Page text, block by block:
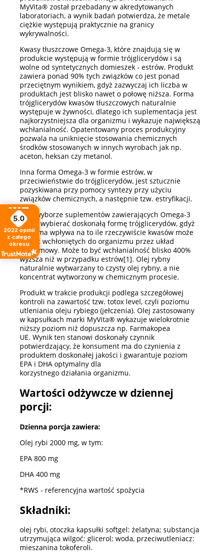
MyVita® został przebadany w akredytowanych
laboratoriach, a wynik badań potwierdza, że metale
ciężkie występują praktycznie na granicy
wykrywalności.
Kwasy tłuszczowe Omega-3, które znajdują się w
produkcie występują w formie trójglicerydów i są
wolne od syntetycznych domieszek - estrów. Produkt
zawiera ponad 90% tych związków co jest ponad
przeciętnym wynikiem, gdyż zazwyczaj ich liczba w
produktach jest blisko nawet o połowę niższa. Forma
trójglicerydów kwasów tłuszczowych naturalnie
występuje w żywności, dlatego ich suplementacja jest
najkorzystniejsza dla organizmu i wykazuje największą
wchłanialność. Opatentowany proces produkcyjny
pozwala na uniknięcie stosowania chemicznych
środków stosowanych w innych wyrobach jak np.
aceton, heksan czy metanol.
Inna forma Omega-3 w formie estrów, w
przeciwieństwie do trójglicerydów, jest sztucznie
pozyskiwana przy pomocy syntezy przy użyciu
związków chemicznych, a następnie tzw. estryfikacji.
Przy wyborze suplementów zawierających Omega-3
warto wybierać doskonałą formę trójglicerydów, gdyż
ta forma wpływa na to ile rzeczywiście kwasów może
zostać wchłoniętych do organizmu przez układ
pokarmowy. Może to być wchłanialność blisko 400%
wyższa niż w przypadku estrów[1]. Olej rybny
naturalnie wytwarzany to czysty olej rybny, a nie
koncentrat wytworzony w chemicznym procesie.
Produkt w trakcie produkcji podlega szczegółowej
kontroli na zawartość tzw. totox level, czyli poziomu
utleniania oleju rybiego (jełczenia). Olej zastosowany
w kapsułkach marki MyVita® wykazuje wielokrotnie
niższy poziom niż dopuszcza np. Farmakopea
UE. Wynik ten stanowi doskonały czynnik
potwierdzający, że konsument ma do czynienia z
produktem doskonałej jakości i gwarantuje poziom
EPA i DHA optymalny dla
korzystnego działania organizmu.
Wartości odżywcze w dziennej
porcji:
Dzienna porcja zawiera:
Olej rybi 2000 mg, w tym:
EPA 800 mg
DHA 400 mg
*RWS - referencyjna wartość spożycia
Składniki:
olej rybi, otoczka kapsułki softgel: żelatyna; substancja
utrzymująca wilgoć: glicerol; woda, przeciwutleniacz:
mieszanina tokoferoli.
5.0
2022 opinii
z całego
okresu